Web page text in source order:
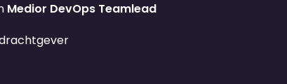
Medior DevOps Teamlead